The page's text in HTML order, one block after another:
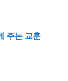
주는 교훈